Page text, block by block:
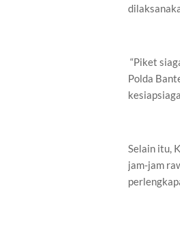
“Piket
Polda
Selain itu,
jam-jam